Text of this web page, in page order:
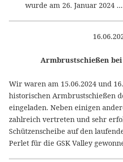
wurde am 26. Januar 2024 …
Armbrustschießen
Wir waren am 15.06.2024 und
historischen Armbrustschießen
eingeladen. Neben einigen
zahlreich vertreten und sehr
Schützenscheibe auf den
Perlet für die GSK Valley